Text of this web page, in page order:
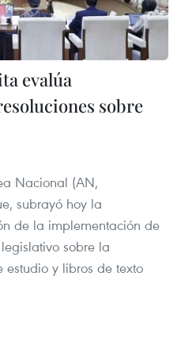
evalúa
sobre
Nacional (AN,
subrayó hoy la
de la implementación de
sobre la
y libros de texto